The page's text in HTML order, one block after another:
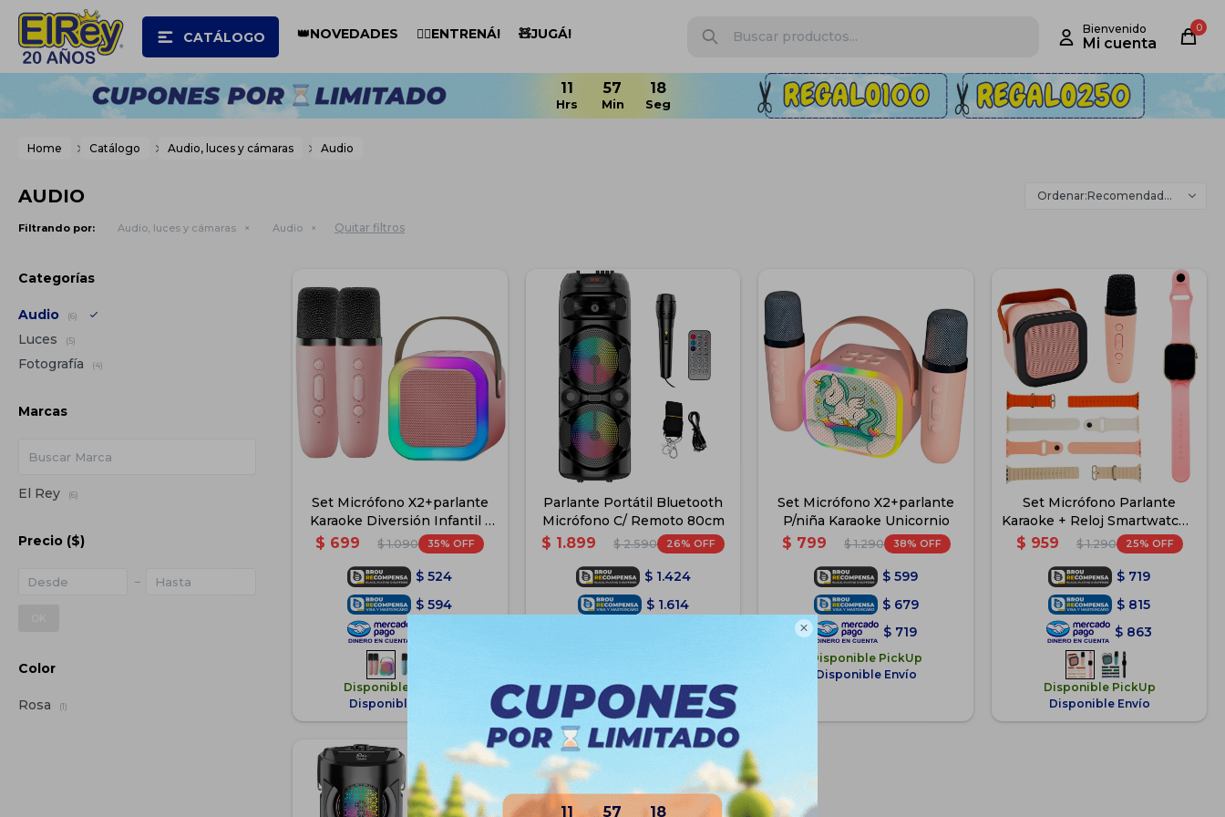

11 57 18
CATÁLOGO 👑NOVEDADES 🏋️‍♂️ENTRENÁ! 🧸JUGÁ! 0
Home Catálogo Audio, luces y cámaras Audio
AUDIO Recomendados
Filtrando por: Audio, luces y cámaras Audio Quitar filtros
Set Micrófono X2+parlante
Karaoke Diversión Infantil -
Rosa
$ 699 $ 1.090 35
$ 524
$ 594
Disponible PickUp
Disponible Envío
Parlante Portátil Bluetooth
Micrófono C/ Remoto 80cm
$ 1.899 $ 2.590 26
$ 1.424
$ 1.614
Set Micrófono X2+parlante
P/niña Karaoke Unicornio
$ 799 $ 1.290 38
$ 599
$ 679
$ 719
Disponible PickUp
Disponible Envío
Set Micrófono Parlante
Karaoke + Reloj Smartwatch -
Rosa
$ 959 $ 1.290 25
$ 719
$ 815
$ 863
Disponible PickUp
Disponible Envío
Categorías
Audio (6)
Luces (5)
Fotografía (4)
Marcas
El Rey (6)
Precio ($)
Color
Rosa (1)